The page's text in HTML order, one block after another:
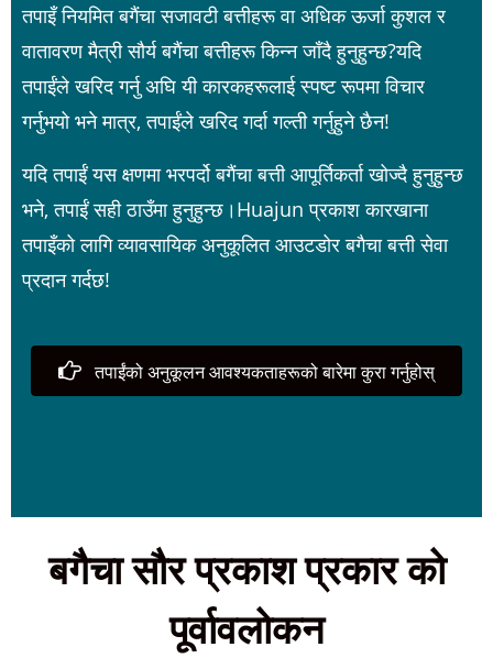
तपाइँ नियमित बगैंचा सजावटी बत्तीहरू वा अधिक ऊर्जा कुशल र
वातावरण मैत्री सौर्य बगैंचा बत्तीहरू किन्न जाँदै हुनुहुन्छ?यदि
तपाईंले खरिद गर्नु अघि यी कारकहरूलाई स्पष्ट रूपमा विचार
गर्नुभयो भने मात्र, तपाईंले खरिद गर्दा गल्ती गर्नुहुने छैन!
यदि तपाईं यस क्षणमा भरपर्दो बगैंचा बत्ती आपूर्तिकर्ता खोज्दै हुनुहुन्छ
भने, तपाईं सही ठाउँमा हुनुहुन्छ।Huajun प्रकाश कारखाना
तपाइँको लागि व्यावसायिक अनुकूलित आउटडोर बगैचा बत्ती सेवा
प्रदान गर्दछ!
तपाईंको अनुकूलन आवश्यकताहरूको बारेमा कुरा गर्नुहोस्
बगैचा सौर प्रकाश प्रकार को
पूर्वावलोकन